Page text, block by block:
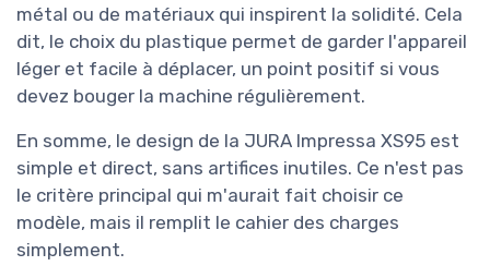
métal ou de matériaux qui inspirent la solidité. Cela
dit, le choix du plastique permet de garder l'appareil
léger et facile à déplacer, un point positif si vous
devez bouger la machine régulièrement.
En somme, le design de la JURA Impressa XS95 est
simple et direct, sans artifices inutiles. Ce n'est pas
le critère principal qui m'aurait fait choisir ce
modèle, mais il remplit le cahier des charges
simplement.